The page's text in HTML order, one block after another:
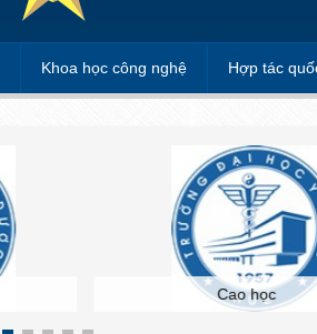
Khoa học công nghệ Hợp tác
Cao học